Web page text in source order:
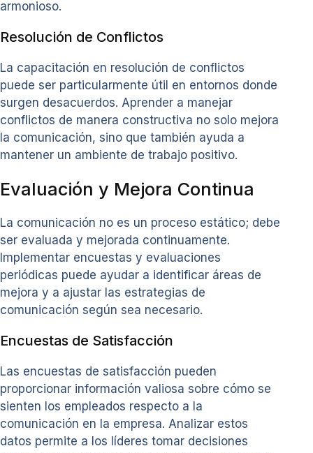
armonioso.
Resolución de Conflictos
La capacitación en resolución de conflictos
puede ser particularmente útil en entornos donde
surgen desacuerdos. Aprender a manejar
conflictos de manera constructiva no solo mejora
la comunicación, sino que también ayuda a
mantener un ambiente de trabajo positivo.
Evaluación y Mejora Continua
La comunicación no es un proceso estático; debe
ser evaluada y mejorada continuamente.
Implementar encuestas y evaluaciones
periódicas puede ayudar a identificar áreas de
mejora y a ajustar las estrategias de
comunicación según sea necesario.
Encuestas de Satisfacción
Las encuestas de satisfacción pueden
proporcionar información valiosa sobre cómo se
sienten los empleados respecto a la
comunicación en la empresa. Analizar estos
datos permite a los líderes tomar decisiones